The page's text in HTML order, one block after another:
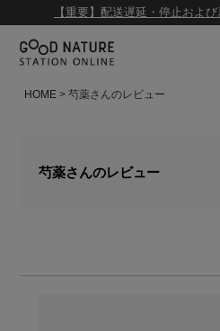
【重要】配送遅延・停止およ
HOME 芍薬さんのレビュー
芍薬さんのレビュー